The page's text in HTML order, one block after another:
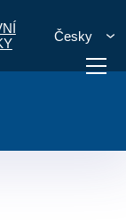
Česky